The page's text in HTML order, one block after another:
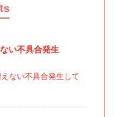
い不具合発生
ない不具合発生して